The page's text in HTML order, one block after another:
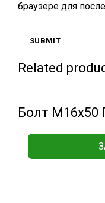
браузере для
Related
Болт М16х50